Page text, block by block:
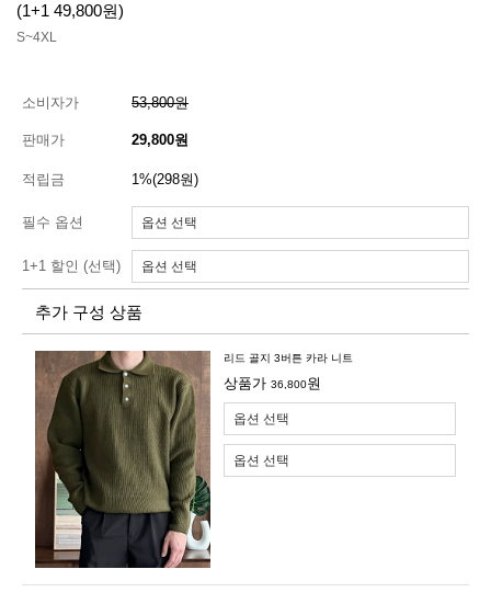
(1+1 49,800원)
S~4XL
소비자가 53,800원
판매가 29,800원
적립금 1%(298원)
필수 옵션
1+1 할인 (선택)
추가 구성 상품
리드 골지 3버튼 카라 니트
상품가 36,800원